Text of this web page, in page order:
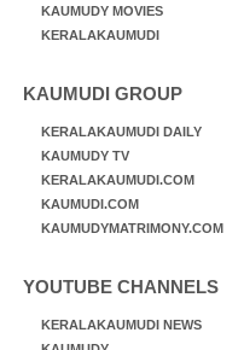
KAUMUDY MOVIES
KERALAKAUMUDI
KAUMUDI GROUP
KERALAKAUMUDI DAILY
KAUMUDY TV
KERALAKAUMUDI.COM
KAUMUDI.COM
KAUMUDYMATRIMONY.COM
YOUTUBE CHANNELS
KERALAKAUMUDI NEWS